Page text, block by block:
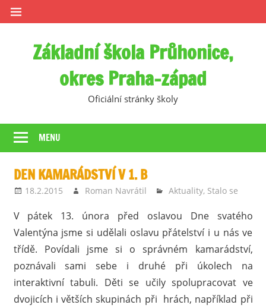
Skip
to
Základní škola Průhonice,
okres Praha-západ
Oficiální stránky školy
MENU
DEN KAMARÁDSTVÍ V 1. B
18.2.2015 Roman Navrátil Aktuality, Stalo se
V pátek 13. února před oslavou Dne svatého
Valentýna jsme si udělali oslavu přátelství i u nás ve
třídě. Povídali jsme si o správném kamarádství,
poznávali sami sebe i druhé při úkolech na
interaktivní tabuli. Děti se učily spolupracovat ve
dvojicích i větších skupinách při hrách, například při